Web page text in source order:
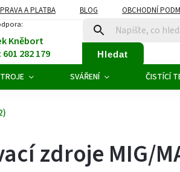
A PLATBA BLOG OBCHODNÍ
Kněbort
282 179
Hledat
SVÁŘENÍ ČISTÍCÍ
zdroje MIG/